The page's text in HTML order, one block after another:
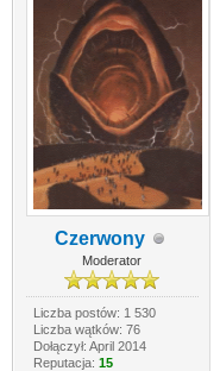
Czerwony
Moderator
Liczba postów: 1 530
Liczba wątków: 76
Dołączył: April 2014
Reputacja: 15